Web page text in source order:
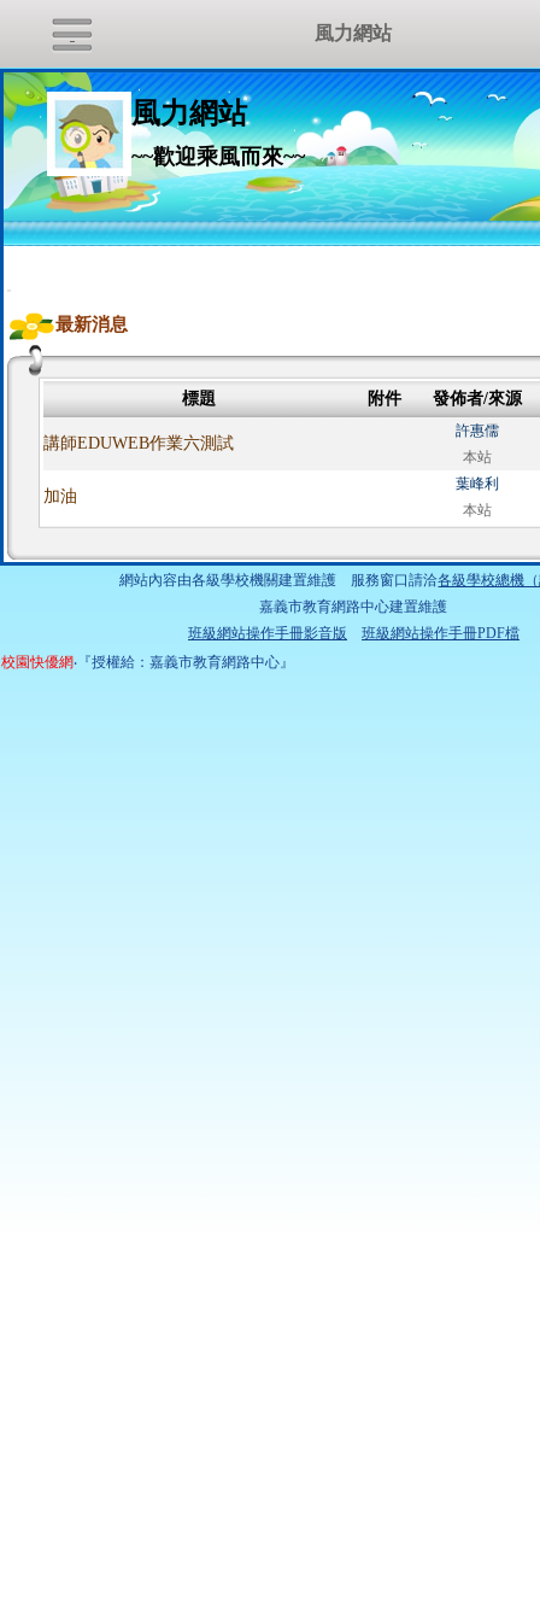
風力網站
~~歡迎乘風而來~~
:::
最新消息
標題 附件 發佈者/來源
講師EDUWEB作業六測試
許惠儒
本站
加油
葉峰利
本站
網站內容由各級學校機關建置維護 服務窗口請洽各級學校總機
嘉義市教育網路中心建置維護
班級網站操作手冊影音版
班級網站操作手冊PDF檔
校園快優網‧『授權給：嘉義市教育網路中心』
風力網站